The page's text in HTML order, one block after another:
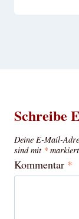
Schreibe
Deine E-Mail-
sind mit * markiert
Kommentar *